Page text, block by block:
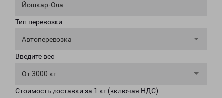
Йошкар-Ола
Тип перевозки
Автоперевозка
Введите вес
От 3000 кг
Стоимость доставки за 1 кг (включая НДС)